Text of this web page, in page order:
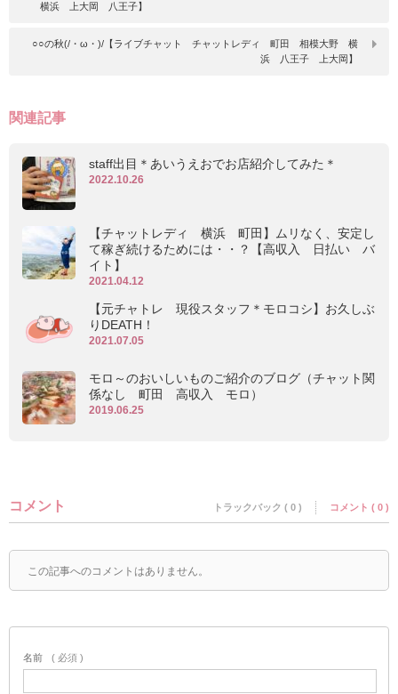
横浜 上大岡 八王子】
○○の秋(/・ω・)/【ライブチャット チャットレディ 町田 相模大野 横
浜 八王子 上大岡】
関連記事
staff出目＊あいうえおでお店紹介してみた＊
2022.10.26
【チャットレディ 横浜 町田】ムリなく、安定し
て稼ぎ続けるためには・・？【高収入 日払い バ
イト】
2021.04.12
【元チャトレ 現役スタッフ＊モロコシ】お久しぶ
りDEATH！
2021.07.05
モロ～のおいしいものご紹介のブログ（チャット関
係なし 町田 高収入 モロ）
2019.06.25
コメント トラックバック ( 0 ) コメント ( 0 )
この記事へのコメントはありません。
名前 ( 必須 )